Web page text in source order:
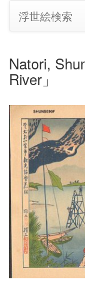
浮世絵検索
Natori,
River」